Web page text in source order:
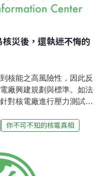
災後，還執迷不悔的
核能之高風險性，因此反
廠興建規劃與標準。如法
對核電廠進行壓力測試，
式公布調整核安全規劃，
核電項目包括開展前期工
運轉執照換發時所需進行
年一次的體檢，悍然拒絕
你不可不知的核電真相